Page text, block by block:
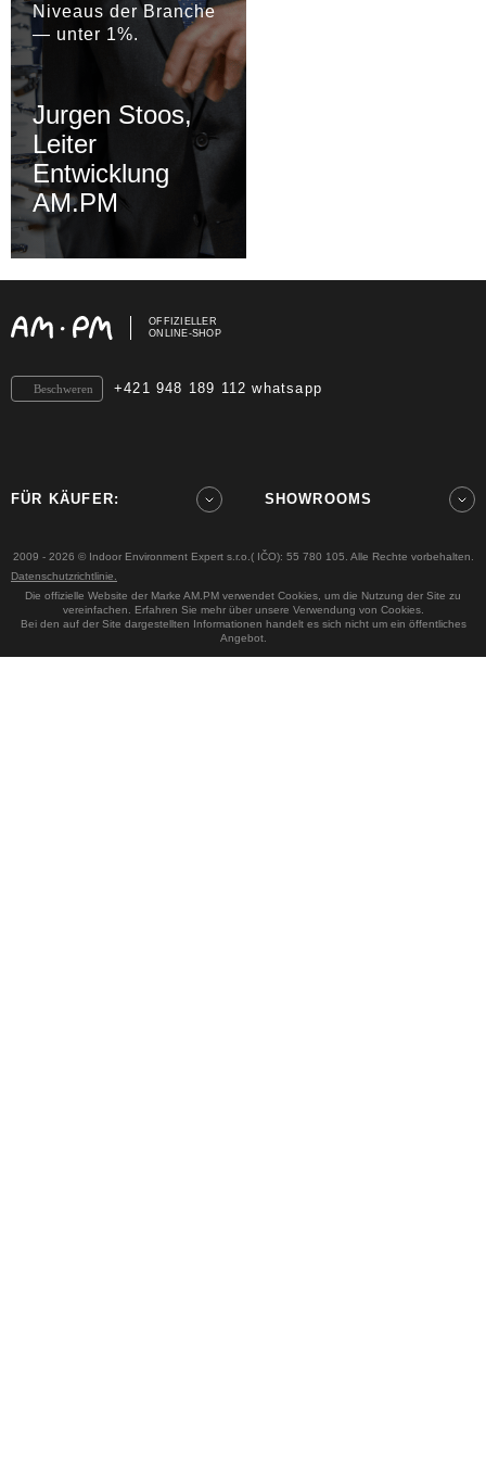
Niveaus der Branche
— unter 1%.
Jurgen Stoos,
Leiter
Entwicklung
AM.PM
OFFIZIELLER
ONLINE-SHOP
+421 948 189 112 whatsapp
Beschweren
FÜR KÄUFER: SHOWROOMS
2009 - 2026 © Indoor Environment Expert s.r.o.( IČO): 55 780 105. Alle Rechte vorbehalten.
Datenschutzrichtlinie.
Die offizielle Website der Marke AM.PM verwendet Cookies, um die Nutzung der Site zu
vereinfachen. Erfahren Sie mehr über unsere Verwendung von Cookies.
Bei den auf der Site dargestellten Informationen handelt es sich nicht um ein öffentliches
Angebot.